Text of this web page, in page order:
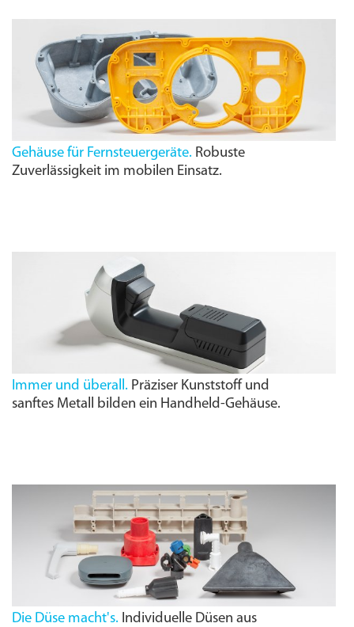
Gehäuse für Fernsteuergeräte. Robuste
Zuverlässigkeit im mobilen Einsatz.
Immer und überall. Präziser Kunststoff und
sanftes Metall bilden ein Handheld-Gehäuse.
Die Düse macht's. Individuelle Düsen aus